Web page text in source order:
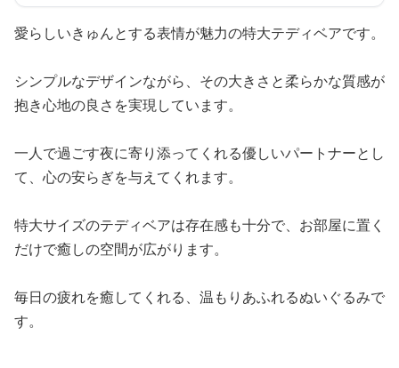
愛らしいきゅんとする表情が魅力の特大テディベアです。
シンプルなデザインながら、その大きさと柔らかな質感が
抱き心地の良さを実現しています。
一人で過ごす夜に寄り添ってくれる優しいパートナーとし
て、心の安らぎを与えてくれます。
特大サイズのテディベアは存在感も十分で、お部屋に置く
だけで癒しの空間が広がります。
毎日の疲れを癒してくれる、温もりあふれるぬいぐるみで
す。